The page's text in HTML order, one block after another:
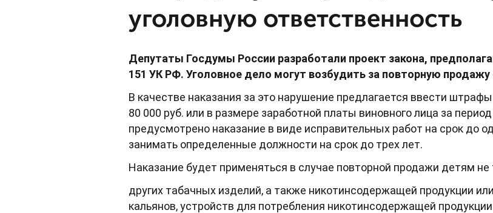
уголовную ответственность
Депутаты Госдумы России разработали проект закона,
151 УК РФ. Уголовное дело могут возбудить за повторную
В качестве наказания за это нарушение предлагается ввести
80 000 руб. или в размере заработной платы виновного лица за
предусмотрено наказание в виде исправительных работ на срок до
занимать определенные должности на срок до трех лет.
Наказание будет применяться в случае повторной продажи детям не
других табачных изделий, а также никотинсодержащей продукции
кальянов, устройств для потребления никотинсодержащей